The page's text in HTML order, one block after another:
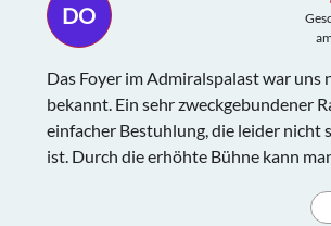
DO
Das Foyer im Admiralspalast war uns
bekannt. Ein sehr zweckgebundener
einfacher Bestuhlung, die leider nicht
ist. Durch die erhöhte Bühne kann